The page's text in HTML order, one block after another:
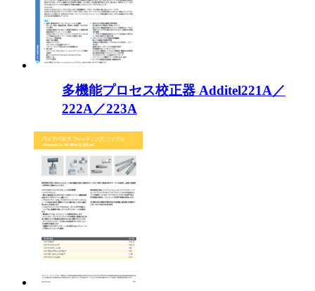
多機能プロセス校正器 Additel221A／
222A／223A